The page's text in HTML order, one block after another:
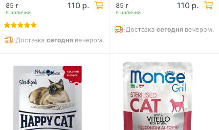
в наличии
85 г 110 р.
Доставкасегодня вечером.
в наличии
85 г 110 р.
Доставкасегодня вечером.